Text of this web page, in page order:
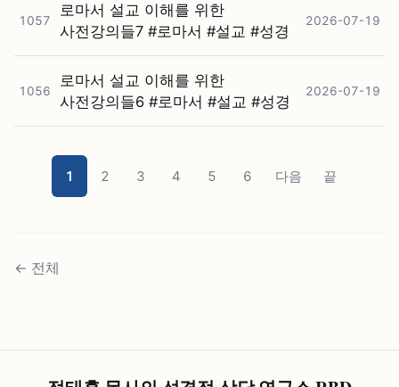
1057
로마서 설교 이해를 위한
사전강의들7 #⁠로마서 #⁠설교 #⁠성경
2026-07-19
1056
로마서 설교 이해를 위한
사전강의들6 #⁠로마서 #⁠설교 #⁠성경
2026-07-19
1 2 3 4 5 6 다음 끝
← 전체